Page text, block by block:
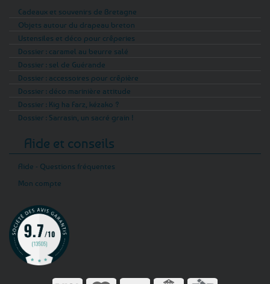
Cadeaux et souvenirs de Bretagne
Objets autour du drapeau breton
Ustensiles et déco pour crêperies
Dossier : caramel au beurre salé
Dossier : sel de Guérande
Dossier : accessoires pour crêpière
Dossier : déco marinière attitude
Dossier : Kig ha Farz, kézako ?
Dossier : Sarrasin, un sacré grain !
Aide et conseils
Aide - Questions fréquentes
Mon compte